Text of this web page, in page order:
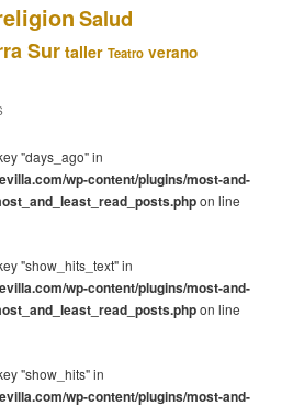
Salud
Sur taller Teatro verano
"days_ago" in
wp-content/plugins/most-and-
on line
"show_hits_text" in
wp-content/plugins/most-and-
on line
"show_hits" in
wp-content/plugins/most-and-